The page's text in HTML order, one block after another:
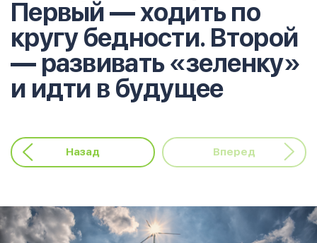
Первый — ходить по
кругу бедности. Второй
— развивать «зеленку»
и идти в будущее
Назад Вперед